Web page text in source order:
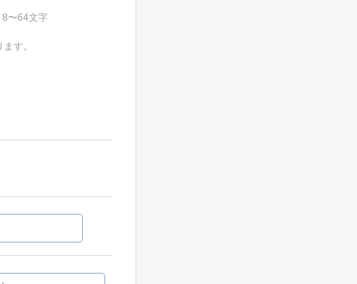
〜64文字
す。